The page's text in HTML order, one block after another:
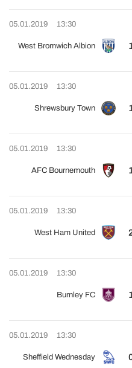
05.01.2019 13:30
West Bromwich Albion
05.01.2019 13:30
Shrewsbury Town
05.01.2019 13:30
AFC Bournemouth
05.01.2019 13:30
West Ham United
05.01.2019 13:30
Burnley FC
05.01.2019 13:30
Sheffield Wednesday